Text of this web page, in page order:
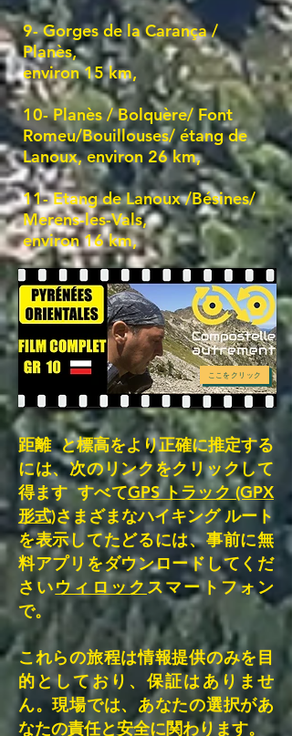
9- Gorges de la Carança /
Planès,
environ 15km,
10- Planès / Bolquère/ Font
Romeu/Bouillouses/ étang de
Lanoux,environ 26km,
11- Etang de Lanoux /Bésines/
Merens-les-Vals,
environ 16km,
ここをクリック
距離 と標高をより正確に推定する
には、次のリンクをクリックして
得ます すべてGPS トラック (GPX
形式)さまざまなハイキング ルート
を表示してたどるには、事前に無
料アプリをダウンロードしてくだ
さいウィロック スマートフォン
で。
これらの旅程は情報提供のみを目
的としており、保証はありませ
ん。現場では、あなたの選択があ
なたの責任と安全に関わります。